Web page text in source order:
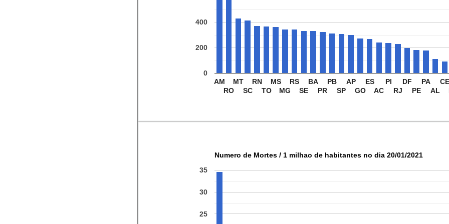
AM
RO
MT
SC
RN
TO
MS
MG
RS
SE
BA
PR
PB
SP
AP
GO
ES
AC
PI
RJ
DF
PE
PA
AL
CE
0
200
400
Numero de Mortes / 1 milhao de habitantes no dia 20/01/2021
25
30
35